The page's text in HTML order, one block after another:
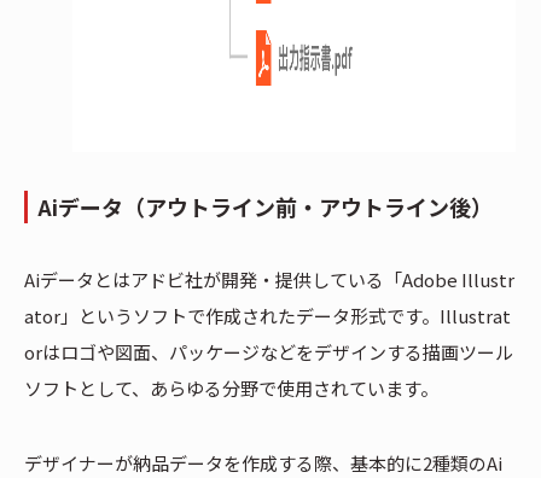
Aiデータ（アウトライン前・アウトライン後）
Aiデータとはアドビ社が開発・提供している「Adobe Illustr
ator」というソフトで作成されたデータ形式です。Illustrat
orはロゴや図面、パッケージなどをデザインする描画ツール
ソフトとして、あらゆる分野で使用されています。
デザイナーが納品データを作成する際、基本的に2種類のAi